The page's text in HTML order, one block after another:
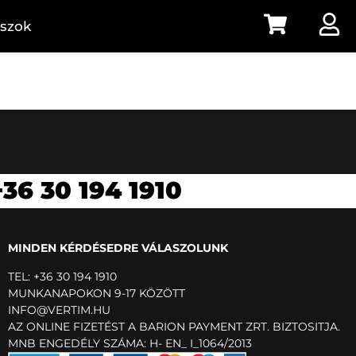
30 194 1910
MINDEN KÉRDÉSEDRE VÁLASZOLUNK
TEL: +36 30 194 1910
MUNKANAPOKON 9-17 KÖZÖTT
INFO@VERTIM.HU
AZ ONLINE FIZETÉST A BARION PAYMENT ZRT. BIZTOSITJA.
MNB ENGEDÉLY SZÁMA: H- EN_ I_1064/2013